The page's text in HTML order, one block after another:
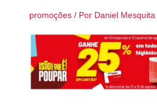
promoções/ Por Daniel Mesquita